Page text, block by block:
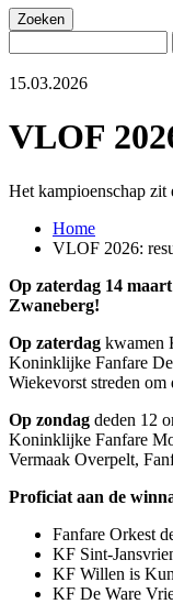
Zoeken
15.03.2026
VLOF
Het kampioenschap
Kruimelpad
Home
VLOF 2026:
Op zaterdag 14
Zwaneberg!
Op zaterdag kwamen
Koninklijke Fanfare
Wiekevorst streden om
Op zondag deden 12
Koninklijke Fanfare
Vermaak Overpelt,
Proficiat aan de
Fanfare Orkest
KF Sint-
KF Willen is
KF De Ware